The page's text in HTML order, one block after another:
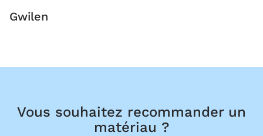
Gwilen
Vous souhaitez recommander un
matériau ?